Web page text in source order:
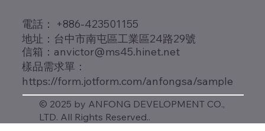
​電話： +886-423501155
地址：台中市南屯區工業區24路29號
信箱： anvictor@ms45.hinet.net
樣品需求單：
https://form.jotform.com/anfongsa/sample
© 2025 by ANFONG DEVELOPMENT CO.,
LTD. All Rights Reserved..